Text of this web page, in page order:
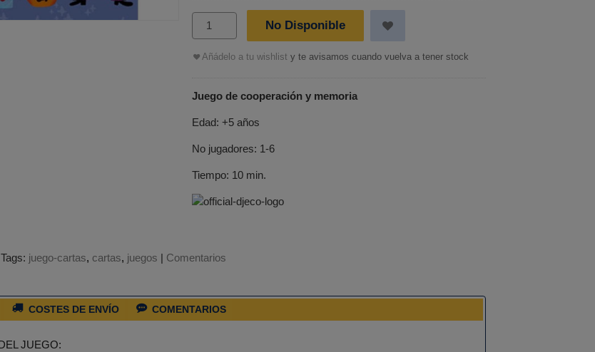
No Disponible
Añádelo a tu wishlist y te avisamos cuando vuelva a tener stock
Juego de cooperación y memoria
Edad: +5 años
No jugadores: 1-6
Tiempo: 10 min.
Tags: juego-cartas cartas juegos | Comentarios
COSTES DE ENVÍO COMENTARIOS
JUEGO: